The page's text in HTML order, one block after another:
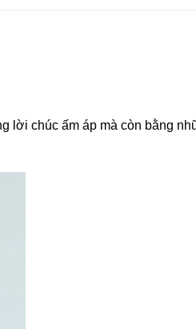
lời chúc ấm áp mà còn bằng